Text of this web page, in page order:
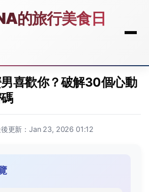
的旅行美食日
喜歡你？破解30個心動
更新：Jan 23, 2026 01:12